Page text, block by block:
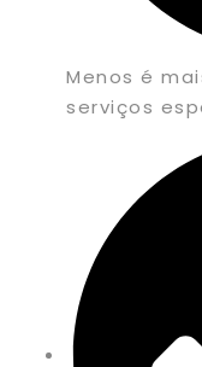
Menos é
serviços